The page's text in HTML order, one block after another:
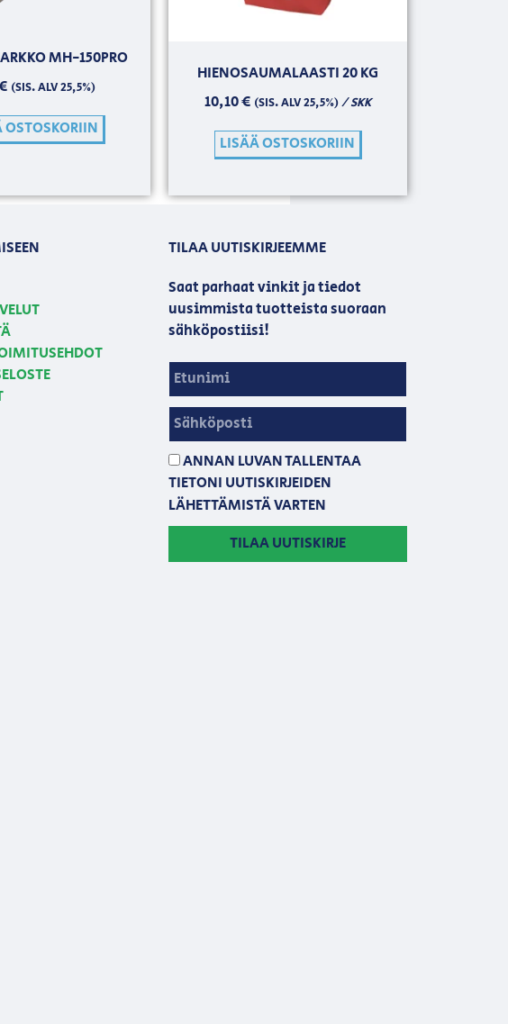
MH-150PRO
(SIS. ALV 25,5%)
OSTOSKORIIN
HIENOSAUMALAASTI 20 KG
10,10€ (SIS. ALV 25,5%)/ SKK
LISÄÄ OSTOSKORIIN
TILAA UUTISKIRJEEMME
Saat parhaat vinkit ja tiedot
uusimmista tuotteista suoraan
sähköpostiisi!
ANNAN LUVAN TALLENTAA
TIETONI UUTISKIRJEIDEN
LÄHETTÄMISTÄ VARTEN
TILAA UUTISKIRJE